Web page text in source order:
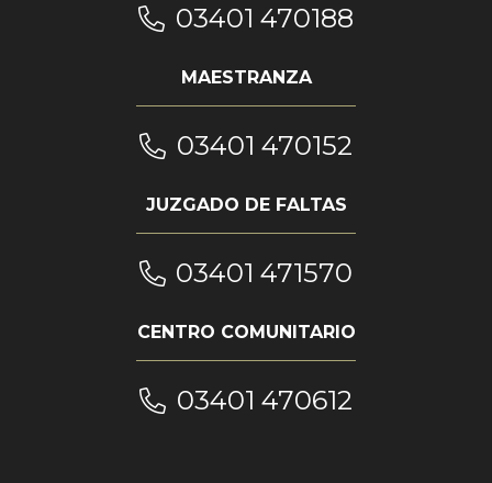
03401 470188
MAESTRANZA
03401 470152
JUZGADO DE FALTAS
03401 471570
CENTRO COMUNITARIO
03401 470612